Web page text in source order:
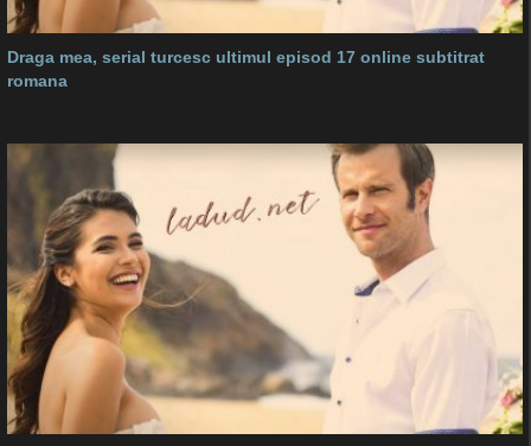
Draga mea, serial turcesc ultimul episod 17 online subtitrat
romana